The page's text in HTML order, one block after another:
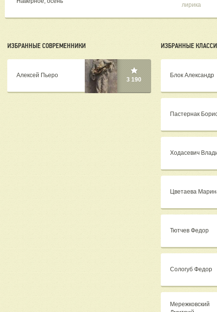
лирика
ИЗБРАННЫЕ СОВРЕМЕННИКИ
Алексей Пьеро
3 190
ИЗБРАННЫЕ
Блок Александр
Пастернак
Ходасевич
Цветаева
Тютчев Федор
Сологуб Федор
Мережковский